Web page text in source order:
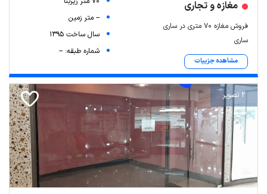
مغازه و تجاری
فروش مغازه ۷۰ متری در ساری
ساری
مشاهده جزییات
-- متر زمین
سال ساخت 1395
شماره طبقه: --
2 تصویر